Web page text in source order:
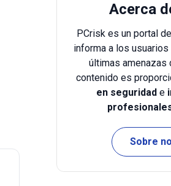
Acerca
PCrisk es un portal
informa a los
últimas amenazas
contenido es
en seguridade
Sobre